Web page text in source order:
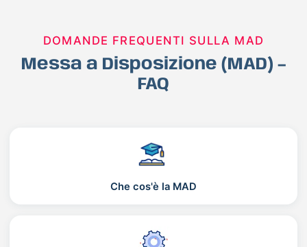
DOMANDE FREQUENTI SULLA MAD
Messa a Disposizione (MAD) –
FAQ
Che cos'è la MAD